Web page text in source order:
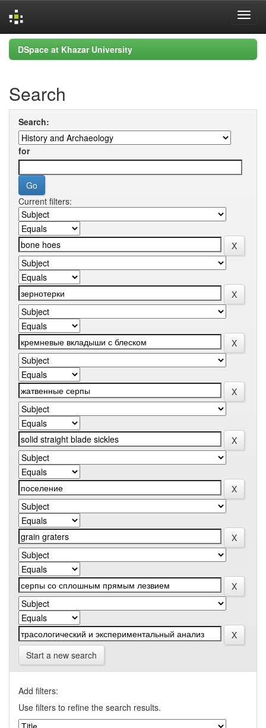
Skip
navigation
DSpace at Khazar University
Search
Search:
for
Current filters:
Start a new search
Add filters:
Use filters to refine the search results.